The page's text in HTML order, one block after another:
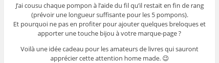
J’ai cousu chaque pompon à l’aide du fil qu’il restait en fin de rang
(prévoir une longueur suffisante pour les 5 pompons).
Et pourquoi ne pas en profiter pour ajouter quelques breloques et
apporter une touche bijou à votre marque-page ?
Voilà une idée cadeau pour les amateurs de livres qui sauront
apprécier cette attention home made. 😉